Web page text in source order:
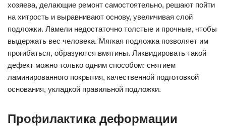
хозяева, делающие ремонт самостоятельно, решают пойти
на хитрость и выравнивают основу, увеличивая слой
подложки. Ламели недостаточно толстые и прочные, чтобы
выдержать вес человека. Мягкая подложка позволяет им
прогибаться, образуются вмятины. Ликвидировать такой
дефект можно только одним способом: снятием
ламинированного покрытия, качественной подготовкой
основания, укладкой правильной подложки.
Профилактика деформации